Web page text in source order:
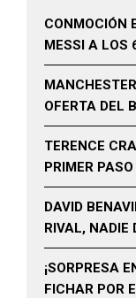
CONMOCIÓN
MESSI A LOS
OFERTA DEL
TERENCE
PRIMER
DAVID
RIVAL, NADIE
¡SORPRESA
FICHAR POR